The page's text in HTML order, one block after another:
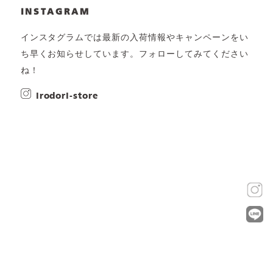
INSTAGRAM
インスタグラムでは最新の入荷情報やキャンペーンをい
ち早くお知らせしています。フォローしてみてください
ね！
irodori-store